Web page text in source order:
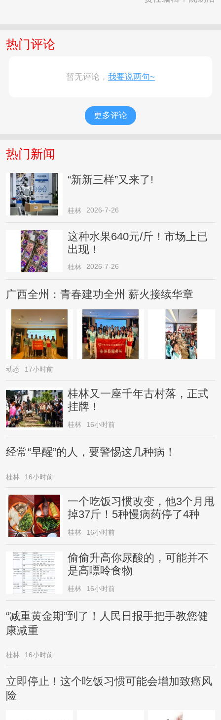
热门评论
暂无评论， 我要说两句~
更多评论
热门新闻
“新新三样”又来了!
桂林 2026-7-26
这种水果640元/斤！市场上已
出现！
桂林 2026-7-26
广西全州：青春建功全州 薪火接续华章
动态 17小时前
桂林又一座千年古村落，正式
挂牌！
桂林 16小时前
经常“早醒”的人，要警惕这几种病！
桂林 16小时前
一个吃饭习惯改变，他3个月甩
掉37斤！5种慢病药停了4种
桂林 16小时前
偷偷升高你尿酸的，可能并不
是高嘌呤食物
桂林 16小时前
“减重黄金期”到了！人民日报手把手教您健
康减重
桂林 16小时前
立即停止！这个吃饭习惯可能会增加致癌风
险